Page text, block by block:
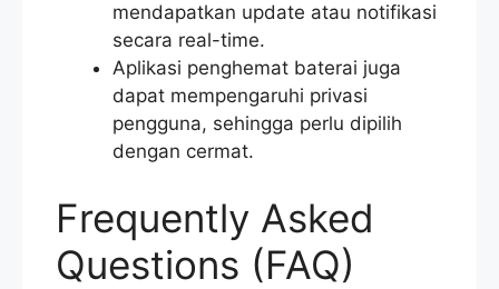
mendapatkan update atau notifikasi
secara real-time.
Aplikasi penghemat baterai juga
dapat mempengaruhi privasi
pengguna, sehingga perlu dipilih
dengan cermat.
Frequently Asked
Questions (FAQ)